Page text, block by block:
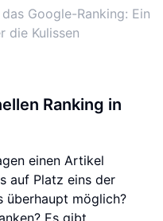
Google-Ranking: Ein
die Kulissen
Ranking in
einen Artikel
auf Platz eins der
überhaupt möglich?
Es gibt